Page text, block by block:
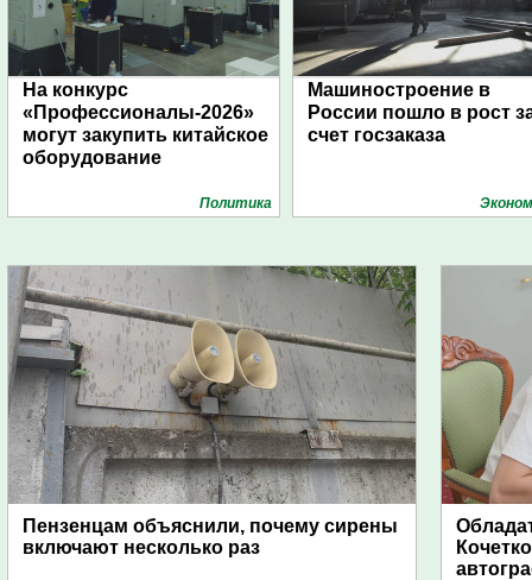
На конкурс
«Профессионалы-2026»
могут закупить китайское
оборудование
Политика
Машиностроение в
России пошло в рост
счет госзаказа
Пензенцам объяснили, почему сирены
включают несколько раз